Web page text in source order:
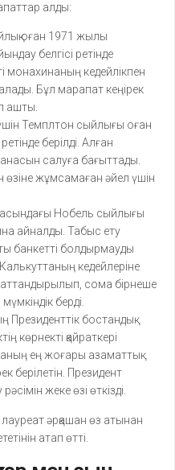
алды:
оған 1971 жылы
белгісі ретінде
монахинаның кедейлікпен
Бұл марапат кеңірек
ашты.
Темплтон сыйлығы оған
берілді. Алған
салуға бағыттады.
өзіне жұмсамаған әйел үшін
Нобель сыйлығы
айналды. Табыс ету
банкетті болдырмауды
кедейлеріне
сома бірнеше
берді.
бостандық
көрнекті қайраткері
ең жоғары азаматтық
берілетін. Президент
жеке өзі өткізді.
лауреат әрқашан өз атынан
атап өтті.